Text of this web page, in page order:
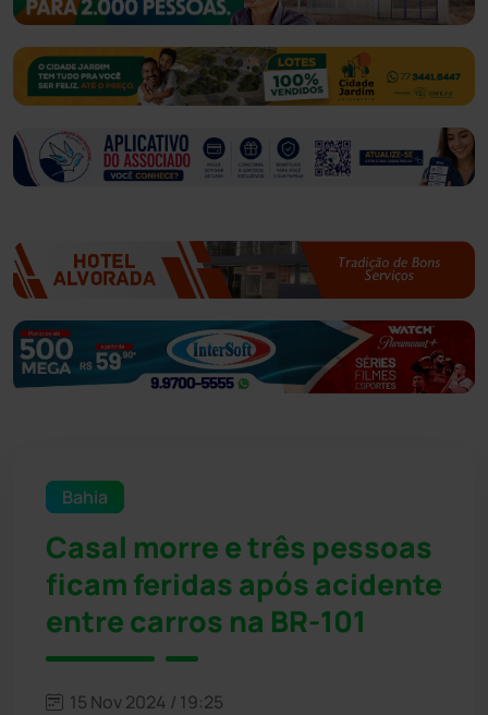
Bahia
Casal morre e três pessoas
ficam feridas após acidente
entre carros na BR-101
15 Nov 2024 / 19:25